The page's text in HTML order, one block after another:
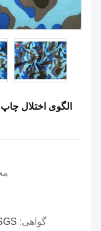
الگوی اختلال
گواهی: